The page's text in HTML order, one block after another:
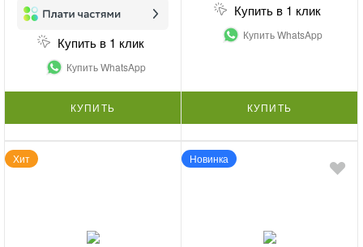
Купить в 1 клик
Купить WhatsApp
КУПИТЬ
Купить в 1 клик
Купить WhatsApp
КУПИТЬ
Хит Новинка